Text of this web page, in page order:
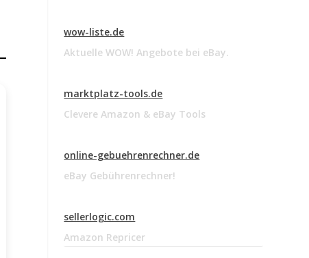
wow-liste.de
Aktuelle WOW! Angebote bei eBay.
marktplatz-tools.de
Clevere Amazon & eBay Tools
online-gebuehrenrechner.de
eBay Gebührenrechner!
sellerlogic.com
Amazon Repricer